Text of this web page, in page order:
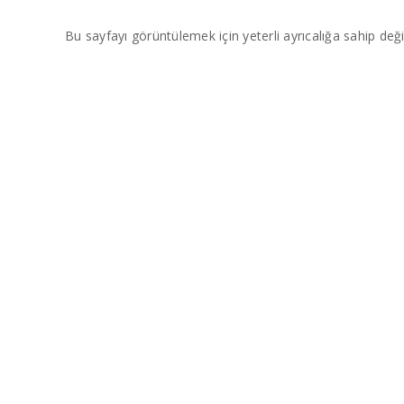
Bu sayfayı görüntülemek için yeterli ayrıcalığa sahip